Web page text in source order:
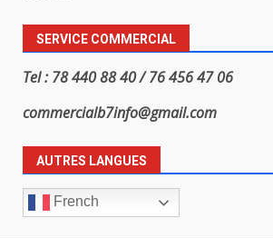
SERVICE COMMERCIAL
Tel : 78 440 88 40 / 76 456 47 06
commercialb7info@gmail.com
AUTRES LANGUES
French